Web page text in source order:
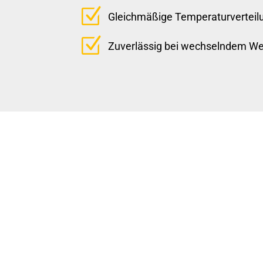
Z Gleichmäßige
Z Zuverlässig bei wechselndem